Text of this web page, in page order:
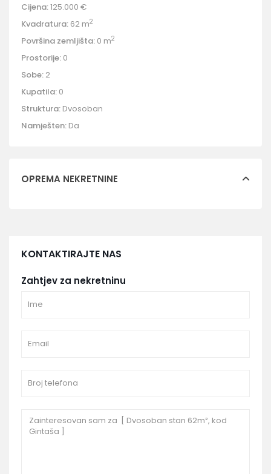
Cijena:125.000 €
Kvadratura: 62 m2
Površina zemljišta: 0 m2
Prostorije: 0
Sobe: 2
Kupatila: 0
Struktura: Dvosoban
Namješten: Da
OPREMA NEKRETNINE
KONTAKTIRAJTE NAS
Zahtjev za nekretninu